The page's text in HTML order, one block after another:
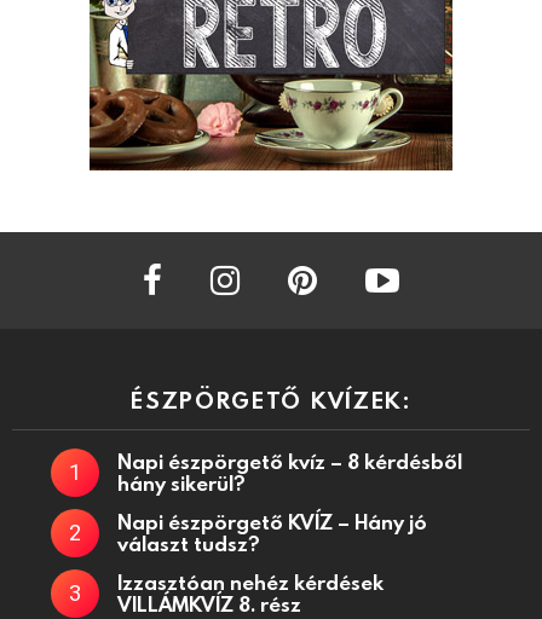
facebook instagram
ÉSZPÖRGETŐ KVÍZEK:
Napi észpörgető kvíz – 8 kérdésből
hány sikerül?
Napi észpörgető KVÍZ – Hány jó
választ tudsz?
Izzasztóan nehéz kérdések
VILLÁMKVÍZ 8. rész